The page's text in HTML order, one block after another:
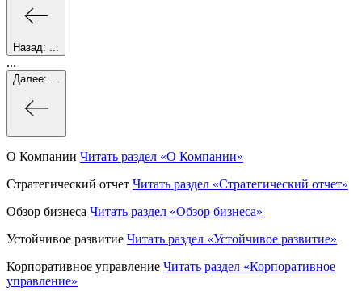
Назад:
...
Далее:
О Компании Читать раздел «О Компании»
Стратегический отчет Читать раздел «Стратегический отчет»
Обзор бизнеса Читать раздел «Обзор бизнеса»
Устойчивое развитие Читать раздел «Устойчивое развитие»
Корпоративное управление Читать раздел «Корпоративное
управление»